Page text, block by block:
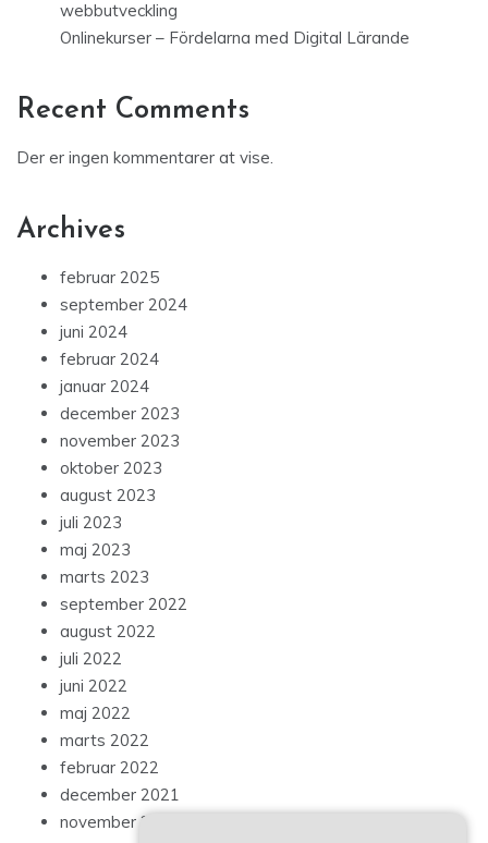
webbutveckling
Onlinekurser – Fördelarna med Digital Lärande
Recent Comments
Der er ingen kommentarer at vise.
Archives
februar 2025
september 2024
juni 2024
februar 2024
januar 2024
december 2023
november 2023
oktober 2023
august 2023
juli 2023
maj 2023
marts 2023
september 2022
august 2022
juli 2022
juni 2022
maj 2022
marts 2022
februar 2022
december 2021
november 2021